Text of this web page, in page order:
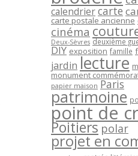
calendriercarte
carte postale ancienne
cinéma
Deux-Sèvres deuxième
DIY exposition famille
jardin lecture
monument
papier maison Paris
patrimoine
point de
Poitiers polar
projet en